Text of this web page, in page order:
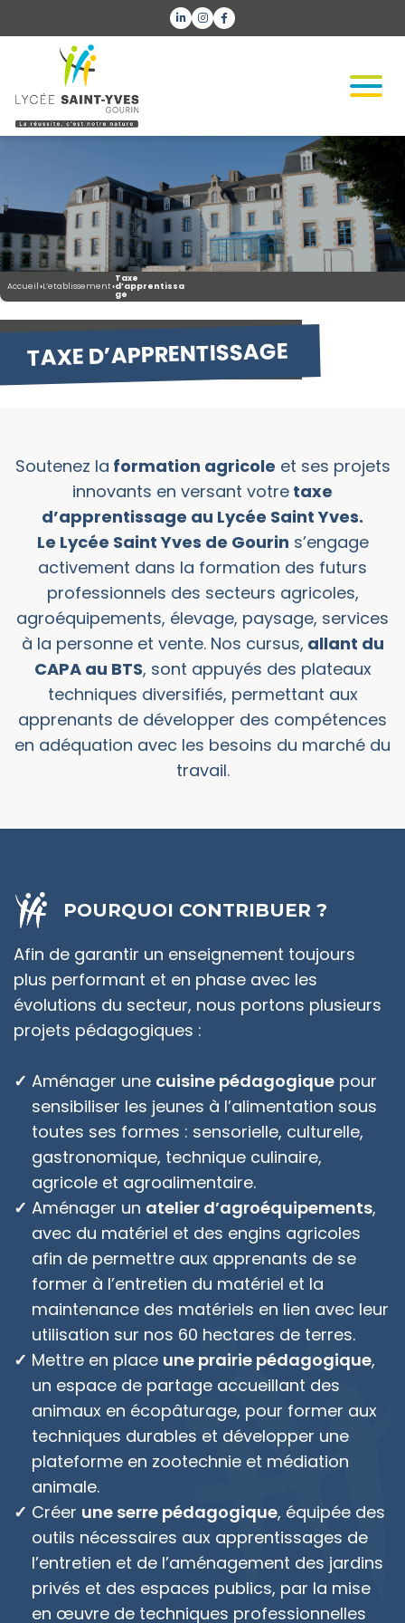
Accueil›L’etablissement›
Taxe
d’apprentissa
ge
TAXE D’APPRENTISSAGE
Soutenez la formation agricole et ses projets
innovants en versant votre taxe
d’apprentissage au Lycée Saint Yves.
Le Lycée Saint Yves de Gourin s’engage
activement dans la formation des futurs
professionnels des secteurs agricoles,
agroéquipements, élevage, paysage, services
à la personne et vente. Nos cursus, allant du
CAPA au BTS, sont appuyés des plateaux
techniques diversifiés, permettant aux
apprenants de développer des compétences
en adéquation avec les besoins du marché du
travail.
POURQUOI CONTRIBUER ?
Afin de garantir un enseignement toujours
plus performant et en phase avec les
évolutions du secteur, nous portons plusieurs
projets pédagogiques :
Aménager une cuisine pédagogique pour
sensibiliser les jeunes à l’alimentation sous
toutes ses formes : sensorielle, culturelle,
gastronomique, technique culinaire,
agricole et agroalimentaire.
Aménager un atelier d’agroéquipements,
avec du matériel et des engins agricoles
afin de permettre aux apprenants de se
former à l’entretien du matériel et la
maintenance des matériels en lien avec leur
utilisation sur nos 60 hectares de terres.
Mettre en place une prairie pédagogique,
un espace de partage accueillant des
animaux en écopâturage, pour former aux
techniques durables et développer une
plateforme en zootechnie et médiation
animale.
Créer une serre pédagogique, équipée des
outils nécessaires aux apprentissages de
l’entretien et de l’aménagement des jardins
privés et des espaces publics, par la mise
en œuvre de techniques professionnelles